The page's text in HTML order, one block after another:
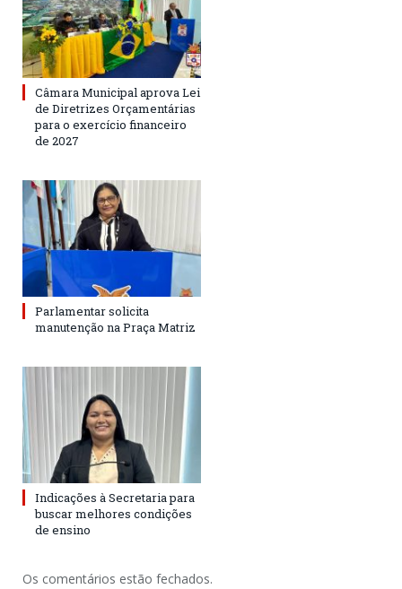
Câmara Municipal aprova Lei
de Diretrizes Orçamentárias
para o exercício financeiro
de 2027
Parlamentar solicita
manutenção na Praça Matriz
Indicações à Secretaria para
buscar melhores condições
de ensino
Os comentários estão fechados.